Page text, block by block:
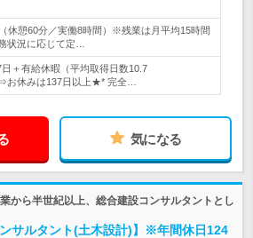
休憩60分／実働8時間）※残業は月平均15時間
状況に応じて定…
＋有給休暇（平均取得日数10.7
は137日以上★* 完全…
気になる
から半世紀以上、総合建設コンサルタントとし
ンサルタント(土木設計)】※年間休日124